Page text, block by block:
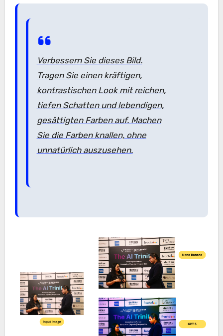
Verbessern Sie dieses Bild.
Tragen Sie einen kräftigen,
kontrastischen Look mit reichen,
tiefen Schatten und lebendigen,
gesättigten Farben auf. Machen
Sie die Farben knallen, ohne
unnatürlich auszusehen.